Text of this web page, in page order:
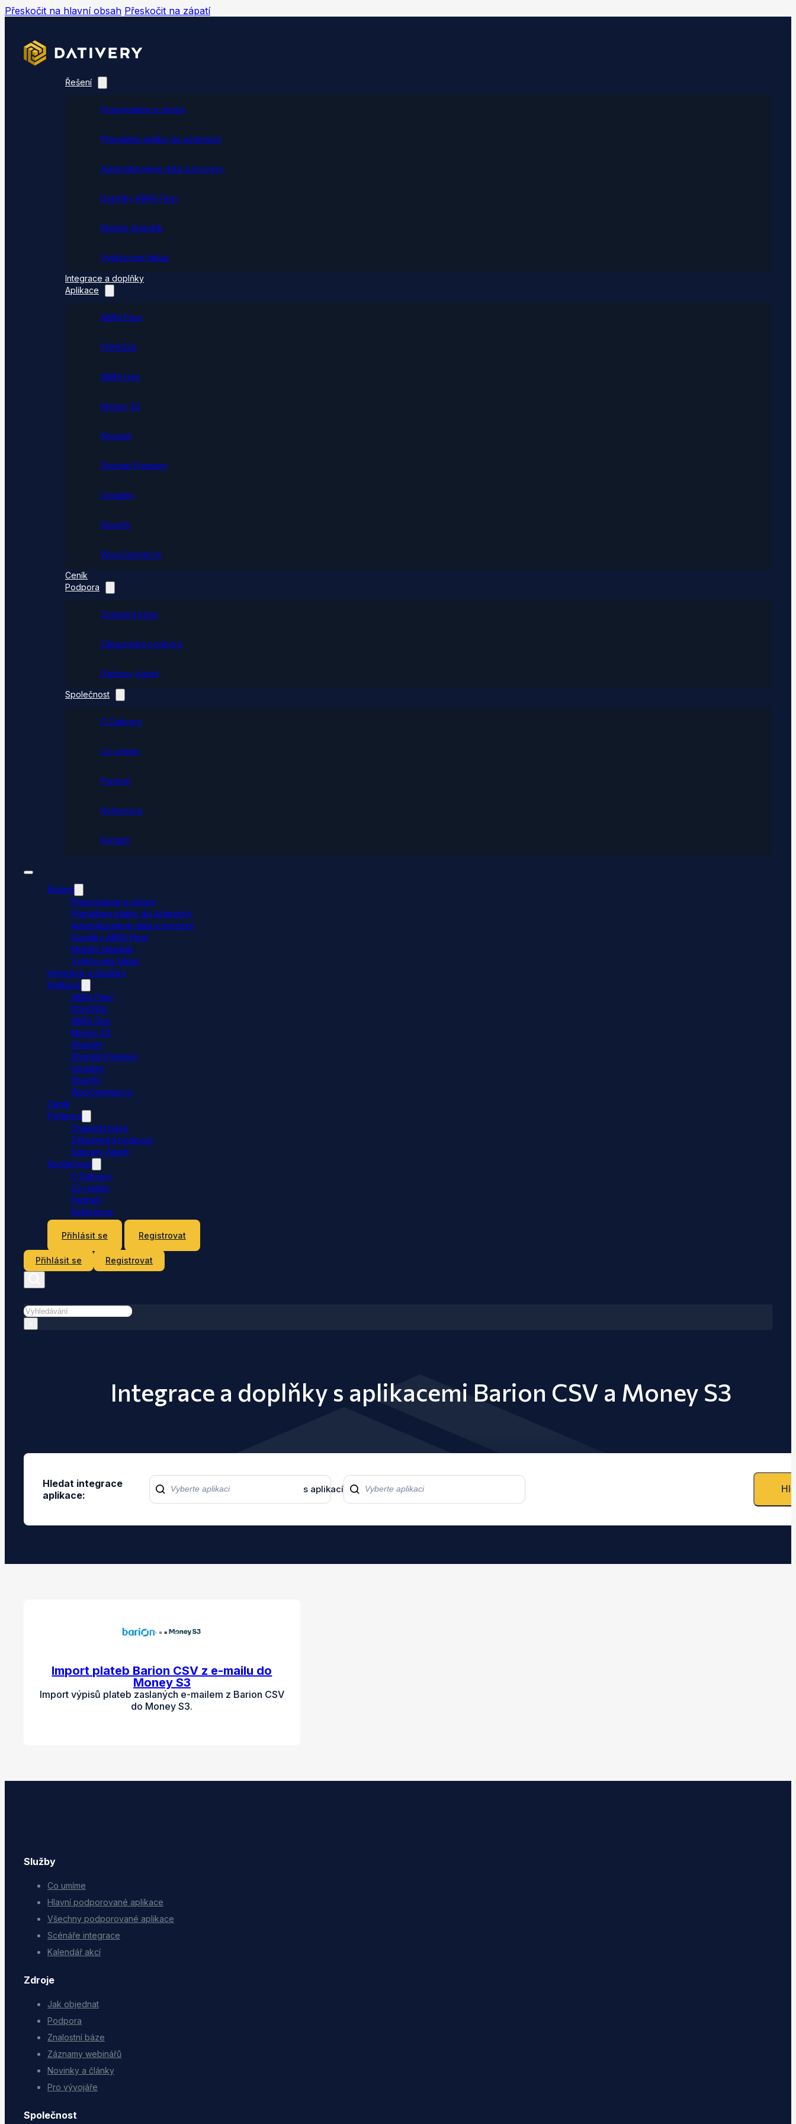
Přeskočit na hlavní obsah Přeskočit na zápatí
Řešení
Propojujeme e-shopy
Přenášíme platby do účetnictví
Automatizujeme data a procesy
Doplňky ABRA Flexi
Mobilní skladník
Vytěžování faktur
Integrace a doplňky
Aplikace
ABRA Flexi
POHODA
ABRA Gen
Money S3
Shoptet
Shoptet Premium
Upgates
Shopify
WooCommerce
Ceník
Podpora
Znalostní báze
Zákaznická podpora
Dativery Agent
Společnost
O Dativery
Co umíme
Partneři
Reference
Kontakt
Řešení
Propojujeme e-shopy
Přenášíme platby do účetnictví
Automatizujeme data a procesy
Doplňky ABRA Flexi
Mobilní skladník
Vytěžování faktur
Integrace a doplňky
Aplikace
ABRA Flexi
POHODA
ABRA Gen
Money S3
Shoptet
Shoptet Premium
Upgates
Shopify
WooCommerce
Ceník
Podpora
Znalostní báze
Zákaznická podpora
Dativery Agent
Společnost
O Dativery
Co umíme
Partneři
Reference
Přihlásit se
Registrovat
Přihlásit se Registrovat
Hledat
Integrace a doplňky s aplikacemi Barion CSV a Money S3
Hledat integrace
aplikace:
s aplikací
Import plateb Barion CSV z e-mailu do
Money S3
Import výpisů plateb zaslaných e-mailem z Barion CSV
do Money S3.
Služby
Co umíme
Hlavní podporované aplikace
Všechny podporované aplikace
Scénáře integrace
Kalendář akcí
Zdroje
Jak objednat
Podpora
Znalostní báze
Záznamy webinářů
Novinky a články
Pro vývojáře
Společnost